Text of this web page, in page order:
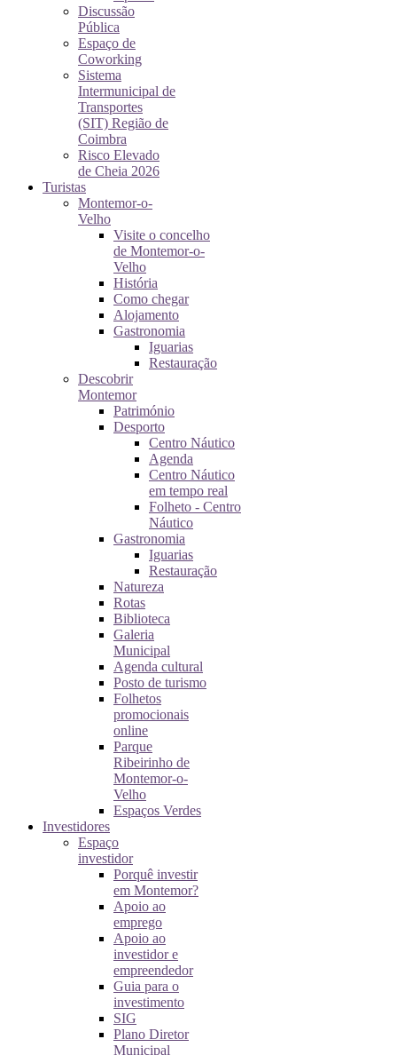
Discussão
Pública
Espaço de
Coworking
Sistema
Intermunicipal de
Transportes
(SIT) Região de
Coimbra
Risco Elevado
de Cheia 2026
Turistas
Montemor-o-
Velho
Visite o concelho
de Montemor-o-
Velho
História
Como chegar
Alojamento
Gastronomia
Iguarias
Restauração
Descobrir
Montemor
Património
Desporto
Centro Náutico
Agenda
Centro Náutico
em tempo real
Folheto - Centro
Náutico
Gastronomia
Iguarias
Restauração
Natureza
Rotas
Biblioteca
Galeria
Municipal
Agenda cultural
Posto de turismo
Folhetos
promocionais
online
Parque
Ribeirinho de
Montemor-o-
Velho
Espaços Verdes
Investidores
Espaço
investidor
Porquê investir
em Montemor?
Apoio ao
emprego
Apoio ao
investidor e
empreendedor
Guia para o
investimento
SIG
Plano Diretor
Municipal